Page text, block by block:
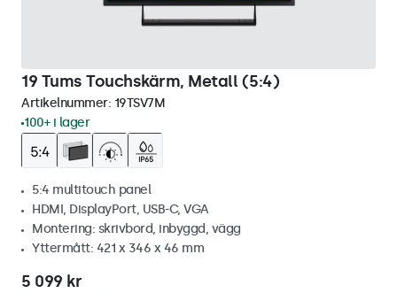
19 Tums Touchskärm, Metall (5:4)
Artikelnummer: 19TSV7M
100+ i lager
5:4 multitouch panel
HDMI, DisplayPort, USB-C, VGA
Montering: skrivbord, inbyggd, vägg
Yttermått: 421 x 346 x 46 mm
5 099 kr